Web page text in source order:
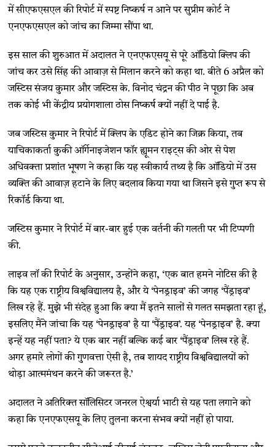
में सीएफएसएल की रिपोर्ट में स्पष्ट निष्कर्ष न आने पर सुप्रीम कोर्ट ने
एनएफएसएल को जांच का जिम्मा सौंपा था.
इस साल की शुरुआत में अदालत ने एनएफएसयू से पूरे ऑडियो क्लिप की
जांच कर उसे सिंह की आवाज़ से मिलान करने को कहा था. बीते 6 अप्रैल को
जस्टिस संजय कुमार और जस्टिस के. विनोद चंद्रन की पीठ ने पूछा कि अब
तक कोई भी केंद्रीय प्रयोगशाला ठोस निष्कर्ष क्यों नहीं दे पाई है.
जब जस्टिस कुमार ने रिपोर्ट में क्लिप के एडिट होने का जिक्र किया, तब
याचिकाकर्ता कुकी ऑर्गेनाइजेशन फॉर ह्यूमन राइट्स की ओर से पेश
अधिवक्ता प्रशांत भूषण ने कहा कि यह स्वीकार्य तथ्य है कि ऑडियो में उस
व्यक्ति की आवाज़ हटाने के लिए बदलाव किया गया था जिसने इसे गुप्त रूप से
रिकॉर्ड किया था.
जस्टिस कुमार ने रिपोर्ट में बार-बार हुई एक वर्तनी की गलती पर भी टिप्पणी
की.
लाइव लॉ की रिपोर्ट के अनुसार, उन्होंने कहा, ‘एक बात हमने नोटिस की है
कि यह एक राष्ट्रीय विश्वविद्यालय है, और ये ‘पेनड्राइव’ की जगह ‘पैंड्राइव’
लिख रहे हैं. मुझे भी संदेह हुआ कि क्या मैं इतने सालों से गलत समझता रहा हूं,
इसलिए मैंने जांचा कि यह ‘पेनड्राइव’ है या ‘पैंड्राइव’. यह ‘पेनड्राइव’ है. क्या
इन्हें यह नहीं पता? ये एक बार नहीं बल्कि कई बार ‘पैंड्राइव’ लिख रहे हैं.
अगर हमारे लोगों की गुणवत्ता ऐसी है, तब शायद राष्ट्रीय विश्वविद्यालयों को
थोड़ा आत्ममंथन करने की जरूरत है.’
अदालत ने अतिरिक्त सॉलिसिटर जनरल ऐश्वर्या भाटी से यह पता लगाने को
कहा कि एनएफएसयू के लिए तुलना करना संभव क्यों नहीं हो पाया.